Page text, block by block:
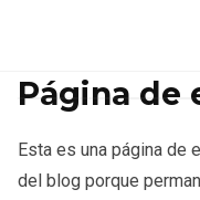
Página de
Esta es una página de
del blog porque